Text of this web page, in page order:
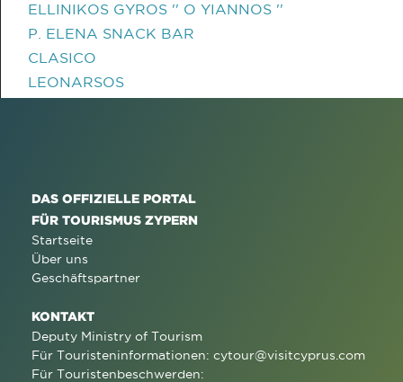
ELLINIKOS GYROS '' O YIANNOS ''
P. ELENA SNACK BAR
CLASICO
LEONARSOS
DAS OFFIZIELLE PORTAL
FÜR TOURISMUS ZYPERN
Startseite
Über uns
Geschäftspartner
KONTAKT
Deputy Ministry of Tourism
Für Touristeninformationen: cytour@visitcyprus.com
Für Touristenbeschwerden: